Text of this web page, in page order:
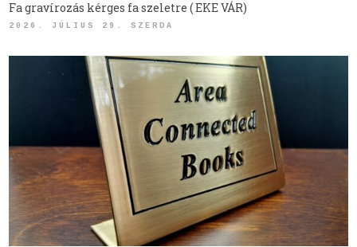
Fa gravírozás kérges fa szeletre ( EKE VÁR)
2026. JÚLIUS 29. SZERDA